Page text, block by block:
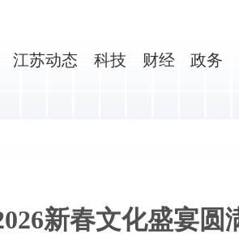
江苏动态 科技 财经 政务
新春文化盛宴圆